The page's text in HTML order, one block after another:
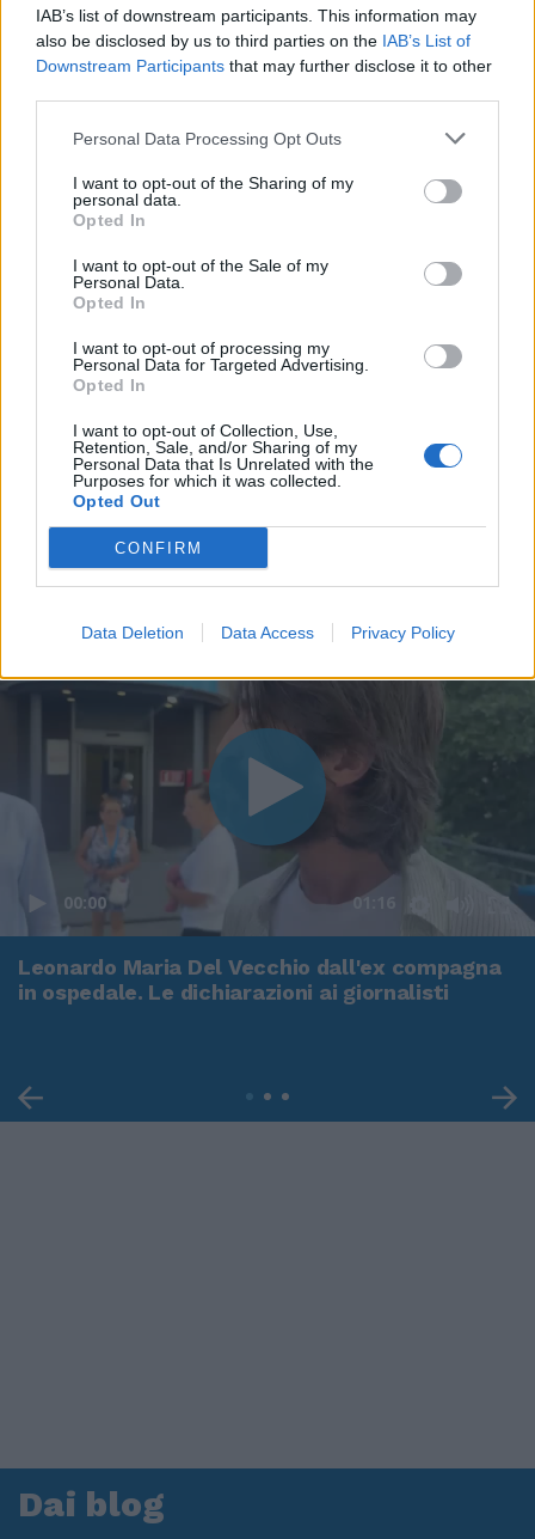
IAB’s list of downstream participants. This information may
also be disclosed by us to third parties on the IAB’s List of
Downstream Participants that may further disclose it to other
Personal Data Processing Opt Outs
I want to opt-out of the Sharing of my
personal data.
Opted In
I want to opt-out of the Sale of my
Personal Data.
Opted In
I want to opt-out of processing my
Personal Data for Targeted Advertising.
Opted In
I want to opt-out of Collection, Use,
Retention, Sale, and/or Sharing of my
Personal Data that Is Unrelated with the
Purposes for which it was collected.
Opted Out
CONFIRM
Data Deletion Data Access Privacy Policy
00:00 01:16
Leonardo Maria Del Vecchio dall'ex compagna
in ospedale. Le dichiarazioni ai giornalisti
Dai blog